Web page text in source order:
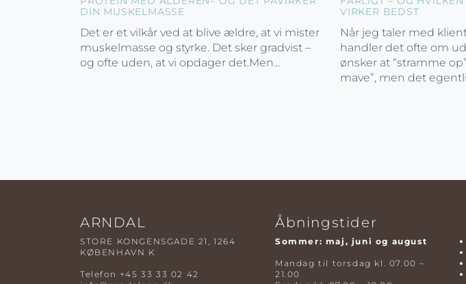
DIN MUSKELMASSE
Det er et vilkår ved at blive ældre, at vi mister
muskelmasse og styrke. Det sker gradvist –
og ofte uden, at vi opdager det.Men...
VIRKER BEDST
Når jeg taler med
handler det ofte om
ønsker at “stramme
mave”, men det
ARNDAL
STORE KONGENSGADE 21, 1264
KØBENHAVN K
Telefon +45 33 33 02 42
Åbningstider
Sommer: maj, juni og august
Mandag til torsdag kl. 07.00 –
21.00